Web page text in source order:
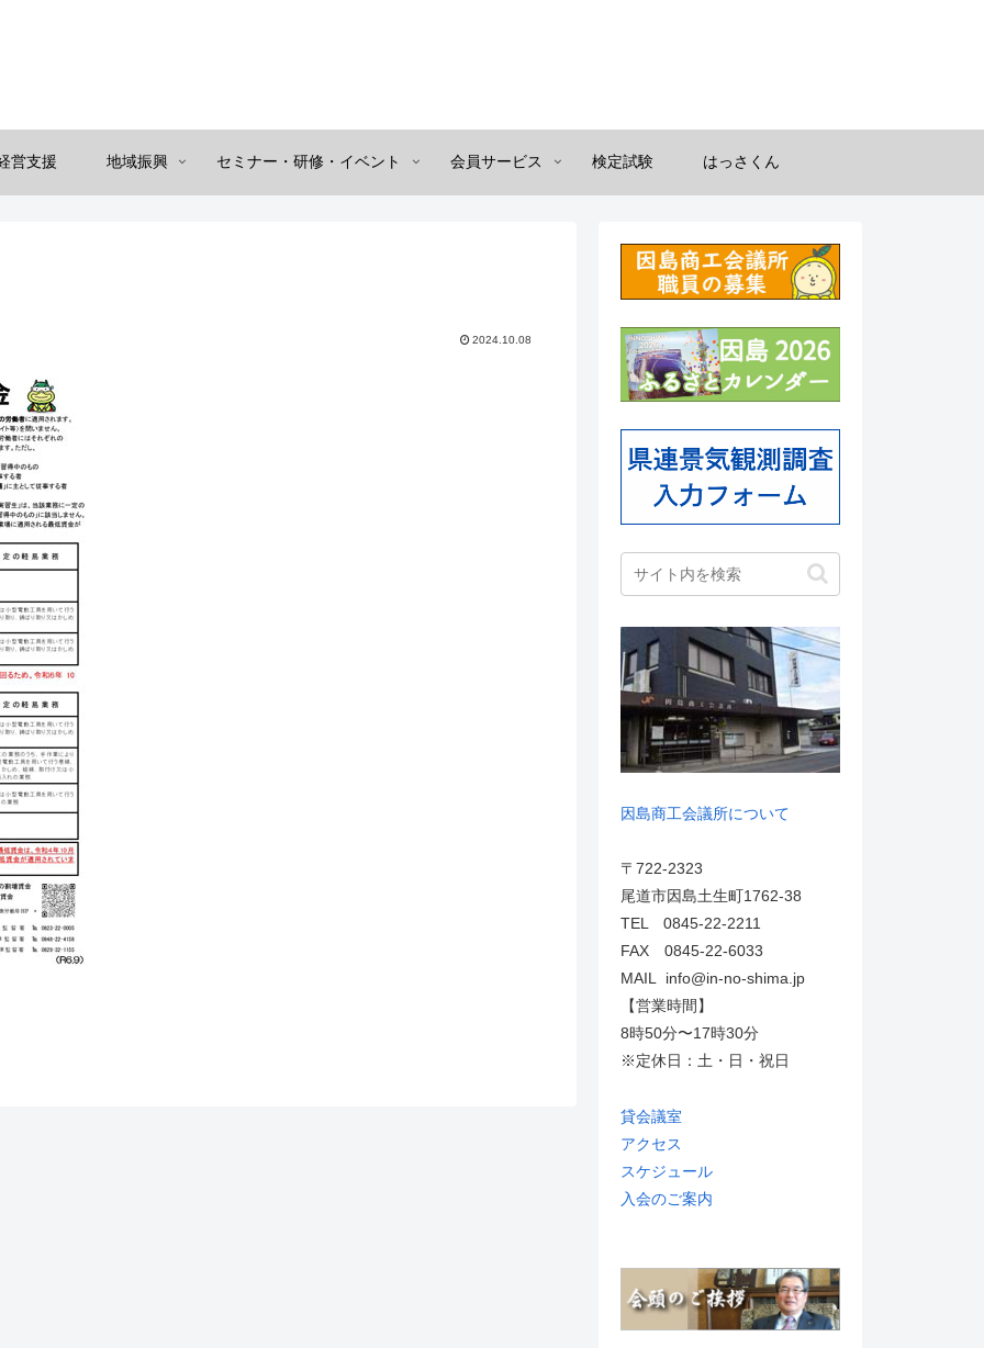
営支援 地域振興 セミナー・研修・イベント 会員サービス 検定試験 はっさくん
2024.10.08
因島商工会議所について
〒722-2323
尾道市因島土生町1762-38
TEL 0845-22-2211
FAX 0845-22-6033
MAIL info@in-no-shima.jp
【営業時間】
8時50分〜17時30分
※定休日：土・日・祝日
貸会議室
アクセス
スケジュール
入会のご案内